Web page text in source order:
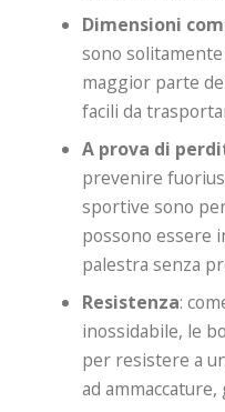
Dimensioni
sono
maggior parte
facili da
A prova di
prevenire
sportive sono
possono essere
palestra senza
Resistenza:
inossidabile, le
per resistere a
ad